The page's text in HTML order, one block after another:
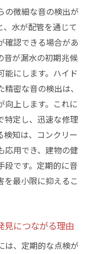
めの基本知識
きポイント
る理由
的な対応策
的な管理方法
たらす平和
の微細な音の検出が
水が配管を通じて
確認できる場合があ
音が漏水の初期兆候
能にします。ハイド
密な音の検出は、
向上します。これに
特定し、迅速な修理
検知は、コンクリー
応用でき、建物の健
段です。定期的に音
を最小限に抑えるこ
見につながる理由
は、定期的な点検が